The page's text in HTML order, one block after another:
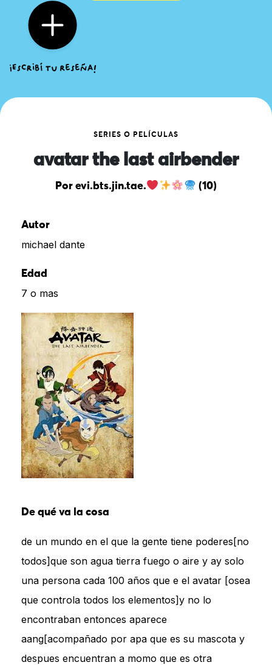
SERIES O PELÍCULAS
avatar the last airbender
Por evi.bts.jin.tae. (10)
Autor
michael dante
Edad
7 o mas
De qué va la cosa
de un mundo en el que la gente tiene poderes[no
todos]que son agua tierra fuego o aire y ay solo
una persona cada 100 años que e el avatar [osea
que controla todos los elementos]y no lo
encontraban entonces aparece
aang[acompañado por apa que es su mascota y
despues encuentran a momo que es otra